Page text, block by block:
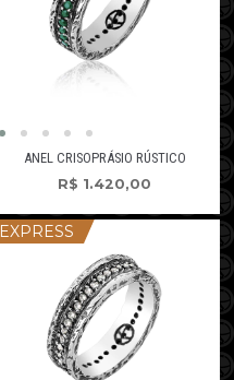
ANEL CRISOPRÁSIO RÚSTICO
R$ 1.420,00
EXPRESS